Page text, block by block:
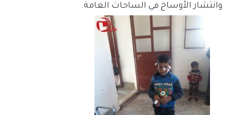
وانتشار الأوساخ في الساحات العامة.